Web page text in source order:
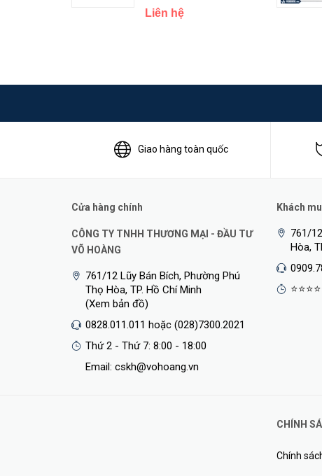
Ngoài ra Ruijie còn cung cấp Wifi Mesh cho các thiết bị
đồng thời dễ dàng lắp đặt và quản lý dây cáp.
Liên hệ
Giao hàng toàn quốc
Cửa hàng chính
CÔNG TY TNHH THƯƠNG MẠI - ĐẦU TƯ
VÕ HOÀNG
761/12 Lũy Bán Bích, Phường Phú
Thọ Hòa, TP. Hồ Chí Minh
(Xem bản đồ)
0828.011.011 hoặc (028)7300.2021
Thứ 2 - Thứ 7: 8:00 - 18:00
Email: cskh@vohoang.vn
Khách
761/
Hòa,
CHÍNH
Chính